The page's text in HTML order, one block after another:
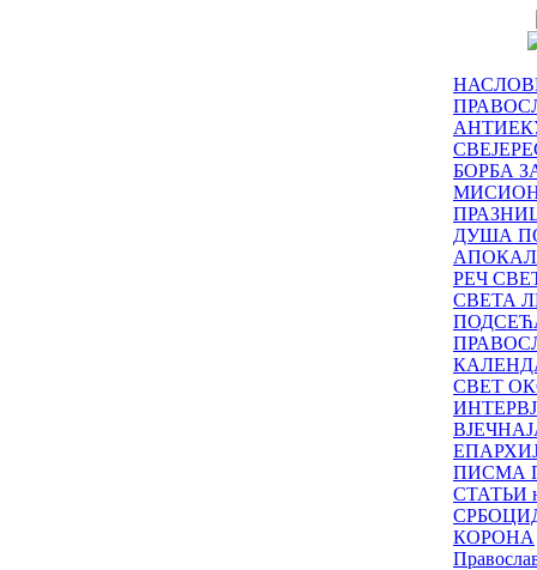
БОРБА
ДУША
РЕЧ
СВЕТА
СВЕТ
ПИСМА
СТАТЬИ
КОРОНА